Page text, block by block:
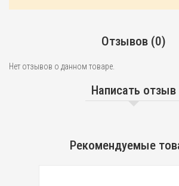
Отзывов (0)
Нет отзывов о данном товаре.
Написать отзыв
Рекомендуемые